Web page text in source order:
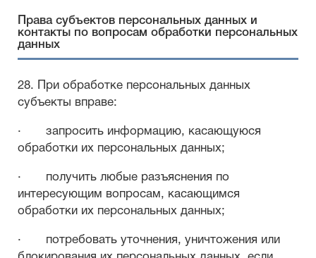
Права субъектов персональных данных и
контакты по вопросам обработки персональных
данных
28. При обработке персональных данных
субъекты вправе:
· запросить информацию, касающуюся
обработки их персональных данных;
· получить любые разъяснения по
интересующим вопросам, касающимся
обработки их персональных данных;
· потребовать уточнения, уничтожения или